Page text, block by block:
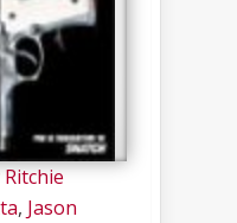
Ritchie
, Jason